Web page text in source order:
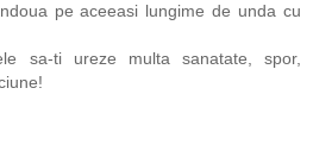
pe aceeasi lungime de unda cu
sa-ti ureze multa sanatate, spor,